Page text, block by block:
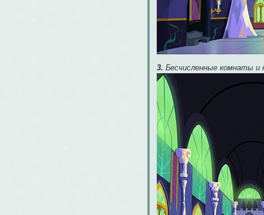
3. Бесчисленные комнаты и